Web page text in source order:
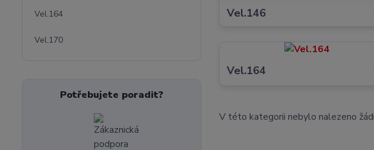
Vel.146
Vel.164
V této kategorii nebylo nalezeno
Vel.164
Vel.170
Potřebujete poradit?